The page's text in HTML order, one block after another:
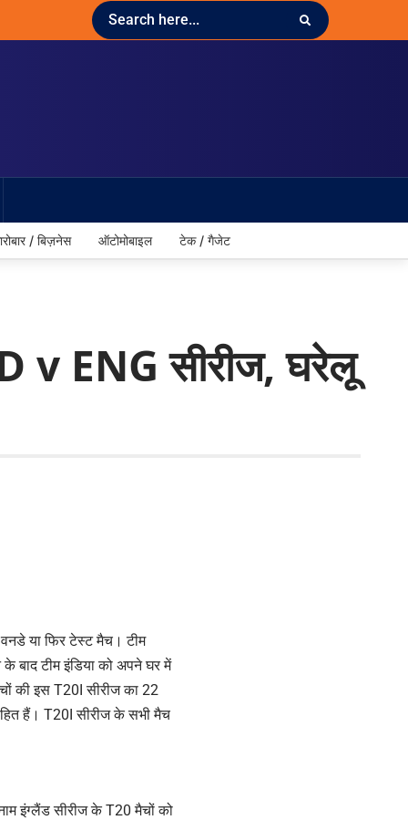
/ बिज़नेस ऑटोमोबाइल टेक / गैजेट
v ENG सीरीज, घरेलू
या फिर टेस्ट मैच। टीम
बाद टीम इंडिया को अपने घर में
की इस T20I सीरीज का 22
हैं। T20I सीरीज के सभी मैच
इंग्लैंड सीरीज के T20 मैचों को